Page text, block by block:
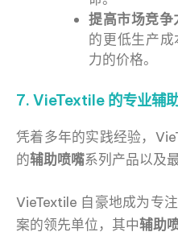
提高市场竞争
的更低生产
力的价格。
7. VieTextile 的专业辅
凭着多年的实践经验，
的辅助喷嘴系列产品以及
VieTextile 自豪地成为专
案的领先单位，其中辅助